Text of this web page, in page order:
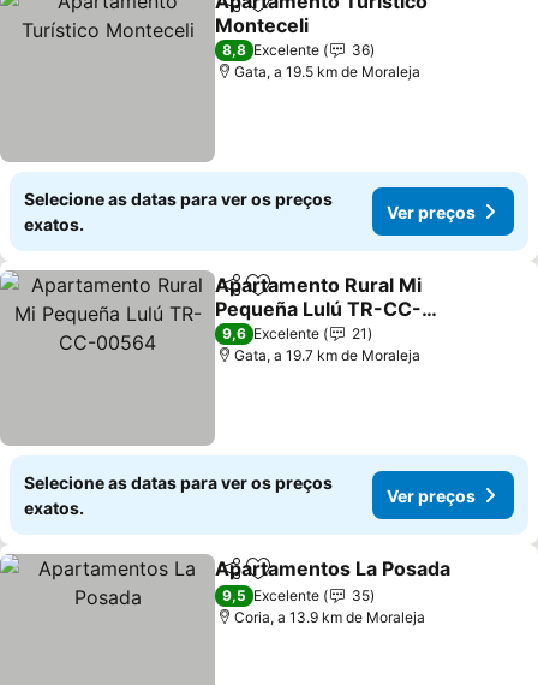
PartilharAdicionar aos favoritos
Monteceli
8,8 Excelente
36
Gata, a 19.5 km de Moraleja
Selecione as datas para ver os preços
exatos.
Ver preços
PartilharAdicionar aos favoritos
Apartamento Rural Mi
Pequeña Lulú TR-CC-
00564
9,6 Excelente
21
Gata, a 19.7 km de Moraleja
Selecione as datas para ver os preços
exatos.
Ver preços
PartilharAdicionar aos favoritos
Apartamentos La Posada
9,5 Excelente
35
Coria, a 13.9 km de Moraleja